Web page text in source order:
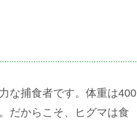
な捕食者です。体重は400
だからこそ、ヒグマは食